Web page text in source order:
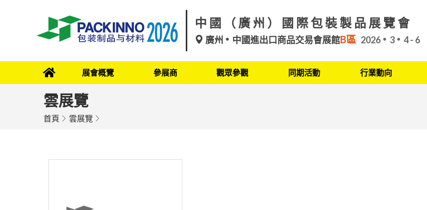
中國（廣州）國際包裝製品展覽會
廣州 中國進出口商品交易會展館B區 2026 3 4 - 6
展會概覽 參展商 觀眾參觀 同期活動 行業動向
雲展覽
首頁 雲展覽